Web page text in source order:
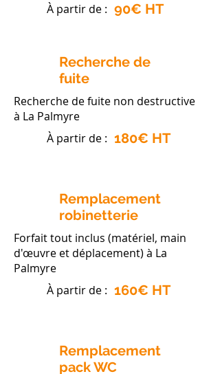
À partir de : 90€ HT
Recherche de
fuite
Recherche de fuite non destructive
à La Palmyre
À partir de : 180€ HT
Remplacement
robinetterie
Forfait tout inclus (matériel, main
d'œuvre et déplacement) à La
Palmyre
À partir de : 160€ HT
Remplacement
pack WC